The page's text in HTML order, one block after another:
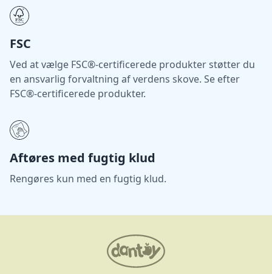
FSC
Ved at vælge FSC®-certificerede produkter støtter du
en ansvarlig forvaltning af verdens skove. Se efter
FSC®-certificerede produkter.
Aftøres med fugtig klud
Rengøres kun med en fugtig klud.